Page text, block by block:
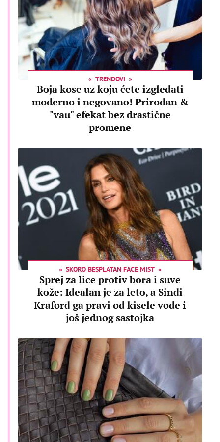
TRENDOVI
Boja kose uz koju ćete izgledati
moderno i negovano! Prirodan &
"vau" efekat bez drastične
promene
SKORO BESPLATAN FACE MIST
Sprej za lice protiv bora i suve
kože: Idealan je za leto, a Sindi
Kraford ga pravi od kisele vode i
još jednog sastojka